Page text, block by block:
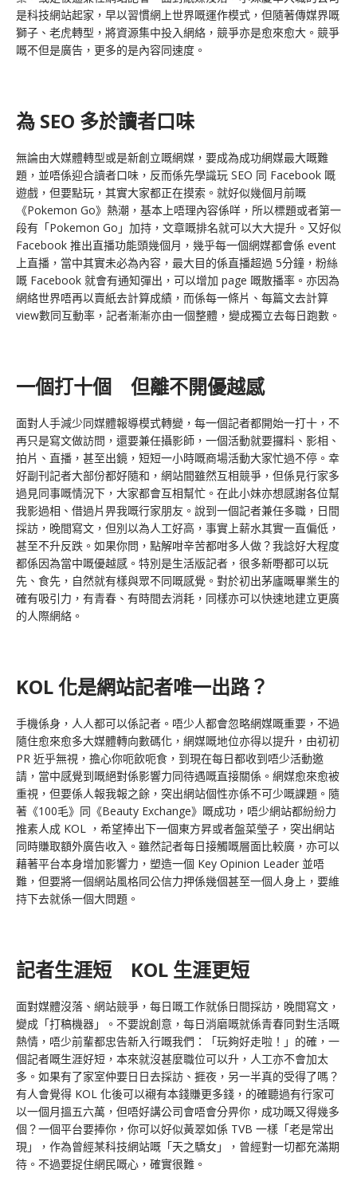
是科技網站起家，早以習慣網上世界嘅運作模式，但隨著傳媒界嘅
獅子、老虎轉型，將資源集中投入網絡，競爭亦是愈來愈大。競爭
嘅不但是廣告，更多的是內容同速度。
為 SEO 多於讀者口味
無論由大媒體轉型或是新創立嘅網媒，要成為成功網媒最大嘅難
題，並唔係迎合讀者口味，反而係先學識玩 SEO 同 Facebook 嘅
遊戲，但要點玩，其實大家都正在摸索。就好似幾個月前嘅
《Pokemon Go》熱潮，基本上唔理內容係咩，所以標題或者第一
段有「Pokemon Go」加持，文章嘅排名就可以大大提升。又好似
Facebook 推出直播功能頭幾個月，幾乎每一個網媒都會係 event
上直播，當中其實未必為內容，最大目的係直播超過 5分鐘，粉絲
嘅 Facebook 就會有通知彈出，可以增加 page 嘅散播率。亦因為
網絡世界唔再以賣紙去計算成績，而係每一條片、每篇文去計算
view數同互動率，記者漸漸亦由一個整體，變成獨立去每日跑數。
一個打十個 但離不開優越感
面對人手減少同媒體報導模式轉變，每一個記者都開始一打十，不
再只是寫文做訪問，還要兼任攝影師，一個活動就要攞料、影相、
拍片、直播，甚至出鏡，短短一小時嘅商場活動大家忙過不停。幸
好副刊記者大部份都好隨和，網站間雖然互相競爭，但係見行家多
過見同事嘅情況下，大家都會互相幫忙。在此小妹亦想感謝各位幫
我影過相、借過片畀我嘅行家朋友。說到一個記者兼任多職，日間
採訪，晚間寫文，但別以為人工好高，事實上薪水其實一直偏低，
甚至不升反跌。如果你問，點解咁辛苦都咁多人做？我諗好大程度
都係因為當中嘅優越感。特別是生活版記者，很多新嘢都可以玩
先、食先，自然就有樣與眾不同嘅感覺。對於初出茅廬嘅畢業生的
確有吸引力，有青春、有時間去消耗，同樣亦可以快速地建立更廣
的人際網絡。
KOL 化是網站記者唯一出路？
手機係身，人人都可以係記者。唔少人都會忽略網媒嘅重要，不過
隨住愈來愈多大媒體轉向數碼化，網媒嘅地位亦得以提升，由初初
PR 近乎無視，擔心你呃飲呃食，到現在每日都收到唔少活動邀
請，當中感覺到嘅絕對係影響力同待遇嘅直接關係。網媒愈來愈被
重視，但要係人報我報之餘，突出網站個性亦係不可少嘅課題。隨
著《100毛》同《Beauty Exchange》嘅成功，唔少網站都紛紛力
推素人成 KOL ，希望捧出下一個東方昇或者盤菜瑩子，突出網站
同時賺取額外廣告收入。雖然記者每日接觸嘅層面比較廣，亦可以
藉著平台本身增加影響力，塑造一個 Key Opinion Leader 並唔
難，但要將一個網站風格同公信力押係幾個甚至一個人身上，要維
持下去就係一個大問題。
記者生涯短 KOL 生涯更短
面對媒體沒落、網站競爭，每日嘅工作就係日間採訪，晚間寫文，
變成「打稿機器」。不要說創意，每日消磨嘅就係青春同對生活嘅
熱情，唔少前輩都忠告新入行嘅我們：「玩夠好走啦！」的確，一
個記者嘅生涯好短，本來就沒甚麼職位可以升，人工亦不會加太
多。如果有了家室仲要日日去採訪、捱夜，另一半真的受得了嗎？
有人會覺得 KOL 化後可以襯有本錢賺更多錢，的確聽過有行家可
以一個月搵五六萬，但唔好講公司會唔會分畀你，成功嘅又得幾多
個？一個平台要捧你，你可以好似黃翠如係 TVB 一樣「老是常出
現」，作為曾經某科技網站嘅「天之驕女」，曾經對一切都充滿期
待。不過要捉住網民嘅心，確實很難。